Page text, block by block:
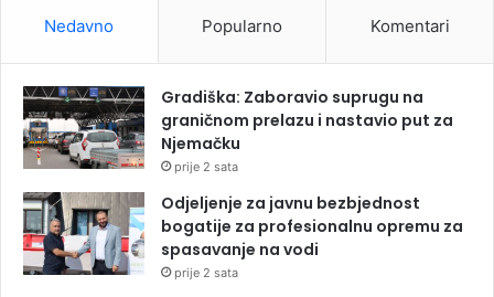
Nedavno Popularno Komentari
Gradiška: Zaboravio suprugu na
graničnom prelazu i nastavio put za
Njemačku
prije 2 sata
Odjeljenje za javnu bezbjednost
bogatije za profesionalnu opremu za
spasavanje na vodi
prije 2 sata